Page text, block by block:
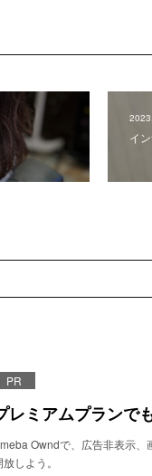
イ
PR
レミアムプランで
Owndで、広告非表示、
しよう。